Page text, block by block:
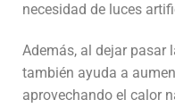
necesidad de luces
Además, al dejar pasar
también ayuda a
aprovechando el calor